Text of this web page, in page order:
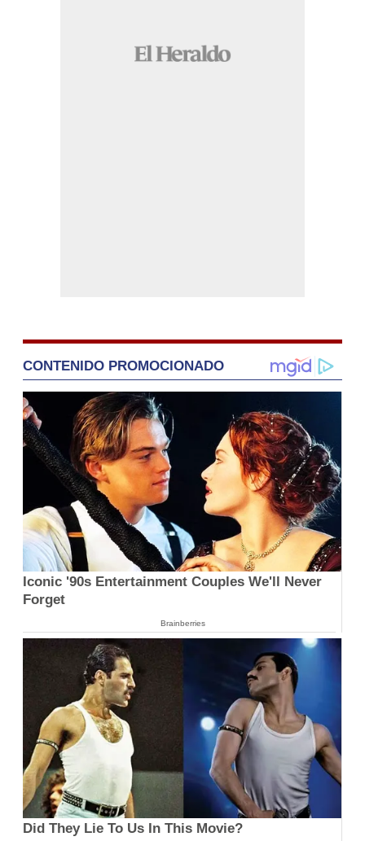
CONTENIDO PROMOCIONADO
Iconic '90s Entertainment Couples We'll Never
Forget
Brainberries
Did They Lie To Us In This Movie?